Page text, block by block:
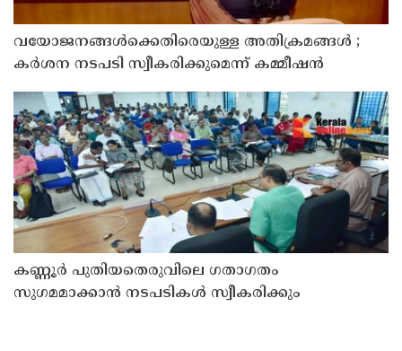
വയോജനങ്ങൾക്കെതിരെയുള്ള അതിക്രമങ്ങൾ ;
കർശന നടപടി സ്വീകരിക്കുമെന്ന് കമ്മീഷൻ
കണ്ണൂർ പുതിയതെരുവിലെ ഗതാഗതം
സുഗമമാക്കാന്‍ നടപടികള്‍ സ്വീകരിക്കും